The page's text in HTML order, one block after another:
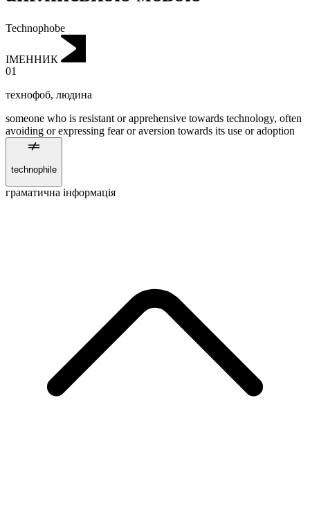
Technophobe
ІМЕННИК
01
технофоб, людина
someone who is resistant or apprehensive towards technology, often
avoiding or expressing fear or aversion towards its use or adoption
technophile
граматична інформація